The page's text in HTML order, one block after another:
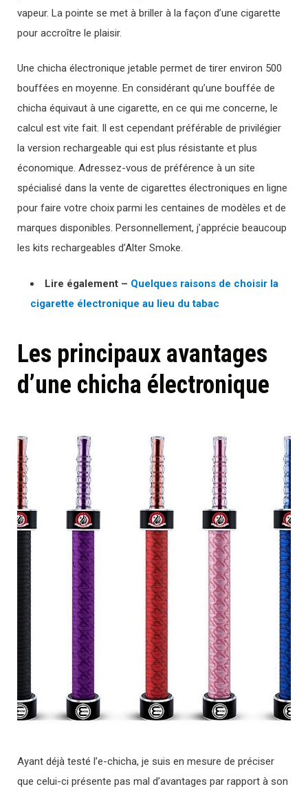
vapeur. La pointe se met à briller à la façon d’une cigarette
pour accroître le plaisir.
Une chicha électronique jetable permet de tirer environ 500
bouffées en moyenne. En considérant qu’une bouffée de
chicha équivaut à une cigarette, en ce qui me concerne, le
calcul est vite fait. Il est cependant préférable de privilégier
la version rechargeable qui est plus résistante et plus
économique. Adressez-vous de préférence à un site
spécialisé dans la vente de cigarettes électroniques en ligne
pour faire votre choix parmi les centaines de modèles et de
marques disponibles. Personnellement, j’apprécie beaucoup
les kits rechargeables d’Alter Smoke.
Lire également – Quelques raisons de choisir la
cigarette électronique au lieu du tabac
Les principaux avantages
d’une chicha électronique
Ayant déjà testé l’e-chicha, je suis en mesure de préciser
que celui-ci présente pas mal d’avantages par rapport à son